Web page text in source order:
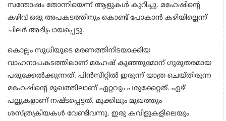
സന്തോഷം തോന്നിയെന്ന് ആളുകൾ കുറിച്ചു. മഹേഷിന്റെ
കഴിവ് ഒരു അപകടത്തിനും കൊണ്ട് പോകാൻ കഴിയില്ലെന്ന്
ചിലർ അഭിപ്രായപ്പെട്ടു.
കൊല്ലം സുധിയുടെ മരണത്തിനിടയാക്കിയ
വാഹനാപകടത്തിലാണ് മഹേഷ് കുഞ്ഞുമോന് ​ഗുരുതരമായ
പരുക്കേൽക്കുന്നത്. പിന്‍സീറ്റില്‍ ഇരുന്ന് യാത്ര ചെയ്തിരുന്ന
മഹേഷിന്റെ മുഖത്തിലാണ് ഏറ്റവും പരുക്കേറ്റത്. ഏഴ്
പല്ലുകളാണ് നഷ്ടപ്പെട്ടത്. മൂക്കിലും മുഖത്തും
ശസ്ത്രക്രിയകള്‍ വേണ്ടിവന്നു. ഇരു കവിളുകളിലെയും